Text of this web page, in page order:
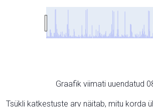
Graafik viimati uuendatud
Tsükli katkestuste arv näitab, mitu korda